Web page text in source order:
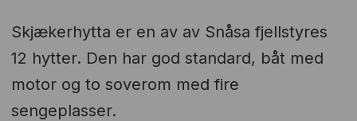
Skjækerhytta er en av av Snåsa fjellstyres
12 hytter. Den har god standard, båt med
motor og to soverom med fire
sengeplasser.